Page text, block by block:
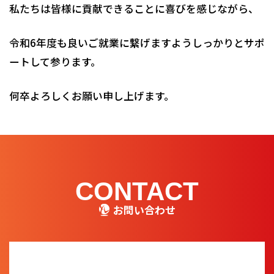
私たちは皆様に貢献できることに喜びを感じながら、
令和6年度も良いご就業に繋げますようしっかりとサポ
ートして参ります。
何卒よろしくお願い申し上げます。
CONTACT
お問い合わせ